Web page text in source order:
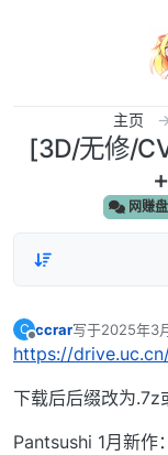
主页
[3D/无修/
网赚
C
离线
ccrar写于2025年3
最后由 编辑
https://
下载后后缀改为.7z
Pantsushi 1月新作